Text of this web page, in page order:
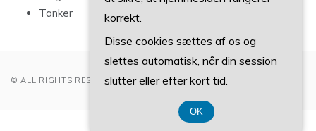
Tanker
© ALL RIGHTS RESERVED 2022
korrekt.
Disse cookies sættes af os og
slettes automatisk, når din session
slutter eller efter kort tid.
OK